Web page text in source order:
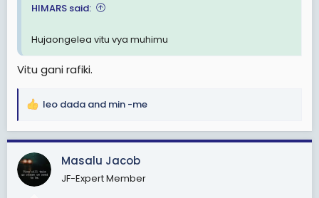
HIMARS said:
Hujaongelea vitu vya muhimu
Vitu gani rafiki.
R
a
c
t
i
leo dada and min -me
Masalu Jacob
JF-Expert Member